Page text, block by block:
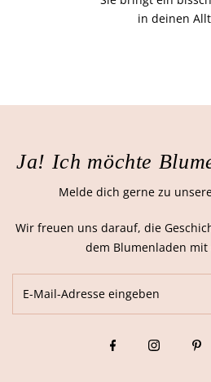
in deinen
Ja! Ich möchte
Melde dich gerne zu
Wir freuen uns darauf, die
dem Blumenladen